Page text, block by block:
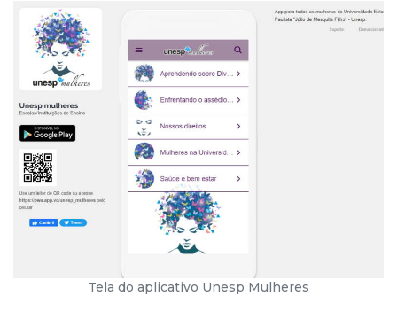
Tela do aplicativo Unesp Mulheres